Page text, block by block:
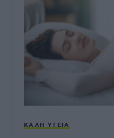
ΚΑΛΉ ΥΓΕΊΑ